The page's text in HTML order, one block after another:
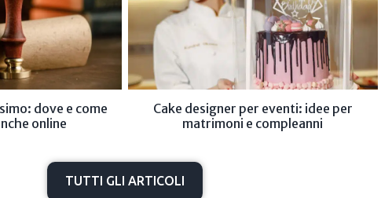
dove e come
online
Cake designer per eventi: idee per
matrimoni e compleanni
TUTTI GLI ARTICOLI